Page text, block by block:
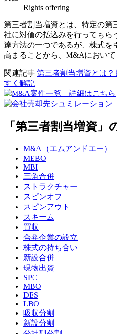
Rights offering
第三者割当増資とは、特定の第
社に対価の払込みを行ってもら
達方法の一つであるが、株式を
高まることから、M&Aにおいて
関連記事 第三者割当増資とは
すく解説
「第三者割当増資」
M&A（エムアンドエー）
MEBO
MBI
三角合併
ストラクチャー
スピンオフ
スピンアウト
スキーム
買収
合弁企業の設立
株式の持ち合い
新設合併
現物出資
SPC
MBO
DES
LBO
吸収分割
新設分割